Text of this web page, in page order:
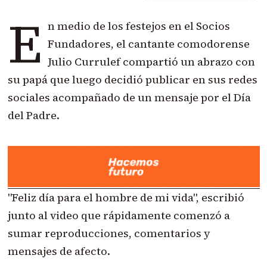
E n medio de los festejos en el Socios
Fundadores, el cantante comodorense
Julio Currulef compartió un abrazo con
su papá que luego decidió publicar en sus redes
sociales acompañado de un mensaje por el Día
del Padre.
"Feliz día para el hombre de mi vida", escribió
junto al video que rápidamente comenzó a
sumar reproducciones, comentarios y
mensajes de afecto.